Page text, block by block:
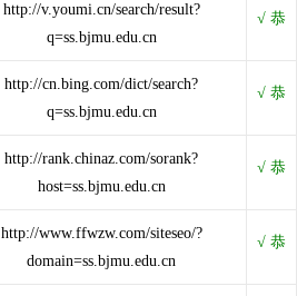
http://v.youmi.cn/search/result?
q=ss.bjmu.edu.cn
http://cn.bing.com/dict/search?
q=ss.bjmu.edu.cn
http://rank.chinaz.com/sorank?
host=ss.bjmu.edu.cn
http://www.ffwzw.com/siteseo/?
domain=ss.bjmu.edu.cn